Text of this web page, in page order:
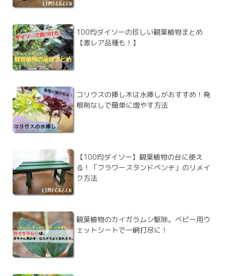
100均ダイソーの珍しい観葉植物まとめ
【激レア品種も！】
コリウスの挿し木は水挿しがおすすめ！発
根剤なしで簡単に増やす方法
【100均ダイソー】観葉植物の台に使え
る！「フラワースタンドベンチ」のリメイ
ク方法
観葉植物のカイガラムシ駆除。ベビー用ウ
ェットシートで一網打尽に！